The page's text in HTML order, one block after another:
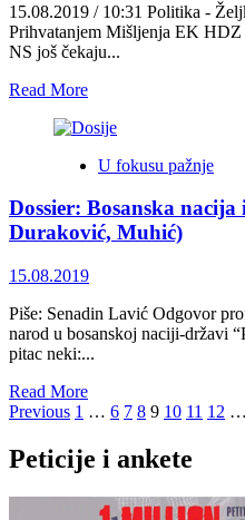
15.08.2019 / 10:31 Politika -
Prihvatanjem Mišljenja EK HDZ
NS još čekaju...
Read MoreRead
about
Predsjedavajući
BiH,
HNS
dr.
Slaven
Kovačević
na
raskrižju
države
U fokusu pažnje
Dossier: Bosanska
Duraković, Muhić)
15.08.2019
Piše: Senadin Lavić Odgovor
narod u bosanskoj naciji-državi
pitac neki:...
Read MoreRead
more
Dossier:
Bosanska
Posts
pagination
Previous 1 … 6 7 8 9 10 11 12 …
Peticije i ankete